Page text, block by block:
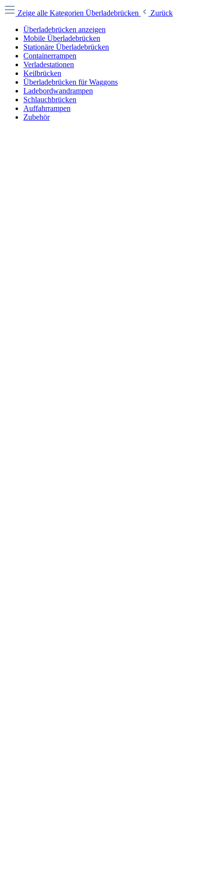
Zeige alle Kategorien Überladebrücken
Zurück
Überladebrücken anzeigen
Mobile Überladebrücken
Stationäre Überladebrücken
Containerrampen
Verladestationen
Keilbrücken
Überladebrücken für Waggons
Ladebordwandrampen
Schlauchbrücken
Auffahrrampen
Zubehör